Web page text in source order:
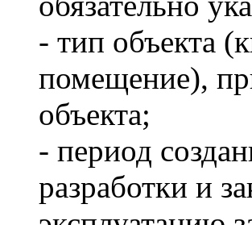
- тип объекта
помещение),
объекта;
- период
разработки и